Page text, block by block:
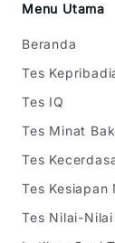
Menu Utama
Beranda
Tes
Tes IQ
Tes Minat
Tes
Tes Kesiapan
Tes Nilai-